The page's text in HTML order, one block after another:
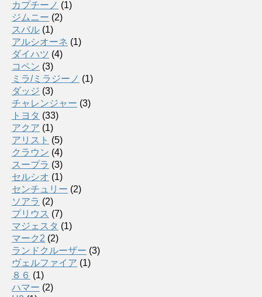
カプチーノ (1)
ジムニー (2)
スバル (1)
アルシオーネ (1)
ダイハツ (4)
コペン (3)
ミラ/ミラジーノ (1)
ダッジ (3)
チャレンジャー (3)
トヨタ (33)
アクア (1)
アリスト (5)
クラウン (4)
スープラ (3)
セルシオ (1)
センチュリー (2)
ソアラ (2)
プリウス (7)
マジェスタ (1)
マーク2 (2)
ランドクルーザー (3)
ヴェルファイア (1)
８６ (1)
ハマー (2)